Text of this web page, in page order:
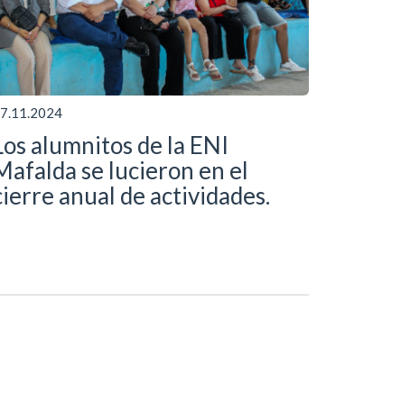
alumnitos de la ENI
se lucieron en el
anual de actividades.